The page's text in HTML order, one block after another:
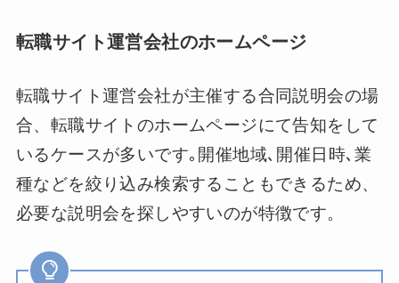
転職サイト運営会社のホームページ
転職サイト運営会社が主催する合同説明会の場
合、転職サイトのホームページにて告知をして
いるケースが多いです｡開催地域､開催日時､業
種などを絞り込み検索することもできるため、
必要な説明会を探しやすいのが特徴です。